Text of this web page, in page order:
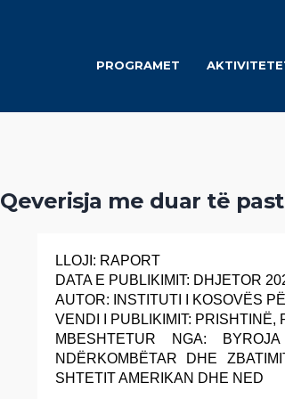
PROGRAMET
Gzim Shala
Qeverisja me duar të
LLOJI: RAPORT
DATA E PUBLIKIMIT: DHJETOR
AUTOR: INSTITUTI I KOSOVËS
VENDI I PUBLIKIMIT: PRISHTINË,
MBESHTETUR NGA:
NDËRKOMBËTAR DHE
SHTETIT AMERIKAN DHE NED